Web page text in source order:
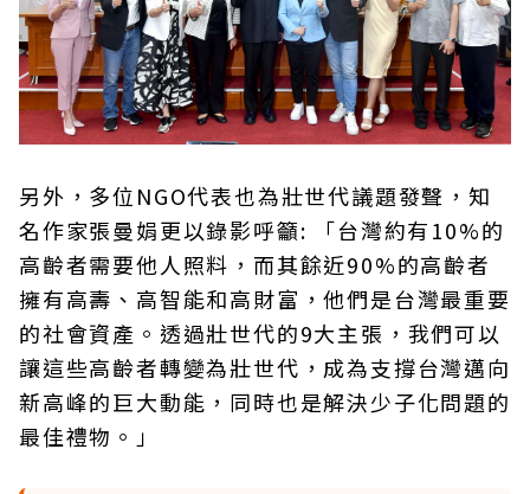
另外，多位NGO代表也為壯世代議題發聲，知
名作家張曼娟更以錄影呼籲: 「台灣約有10%的
高齡者需要他人照料，而其餘近90%的高齡者
擁有高壽、高智能和高財富，他們是台灣最重要
的社會資產。透過壯世代的9大主張，我們可以
讓這些高齡者轉變為壯世代，成為支撐台灣邁向
新高峰的巨大動能，同時也是解決少子化問題的
最佳禮物。」